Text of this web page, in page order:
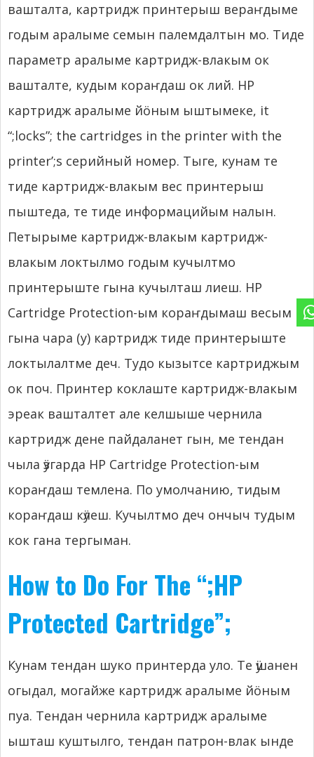
вашталта, картридж принтерыш вераҥдыме
годым аралыме семын палемдалтын мо. Тиде
параметр аралыме картридж-влакым ок
вашталте, кудым кораҥдаш ок лий. HP
картридж аралыме йӧным ыштымеке, it
“;locks”; the cartridges in the printer with the
printer’;s серийный номер. Тыге, кунам те
тиде картридж-влакым вес принтерыш
пыштеда, те тиде информацийым налын.
Петырыме картридж-влакым картридж-
влакым локтылмо годым кучылтмо
принтерыште гына кучылташ лиеш. HP
Cartridge Protection-ым кораҥдымаш весым
гына чара (у) картридж тиде принтерыште
локтылалтме деч. Тудо кызытсе картриджым
ок поч. Принтер коклаште картридж-влакым
эреак вашталтет але келшыше чернила
картридж дене пайдаланет гын, ме тендан
чыла ӱзгарда HP Cartridge Protection-ым
кораҥдаш темлена. По умолчанию, тидым
кораҥдаш кӱлеш. Кучылтмо деч ончыч тудым
кок гана тергыман.
How to Do For The “;HP
Protected Cartridge”;
Кунам тендан шуко принтерда уло. Те ӱшанен
огыдал, могайже картридж аралыме йӧным
пуа. Тендан чернила картридж аралыме
ышташ куштылго, тендан патрон-влак ынде